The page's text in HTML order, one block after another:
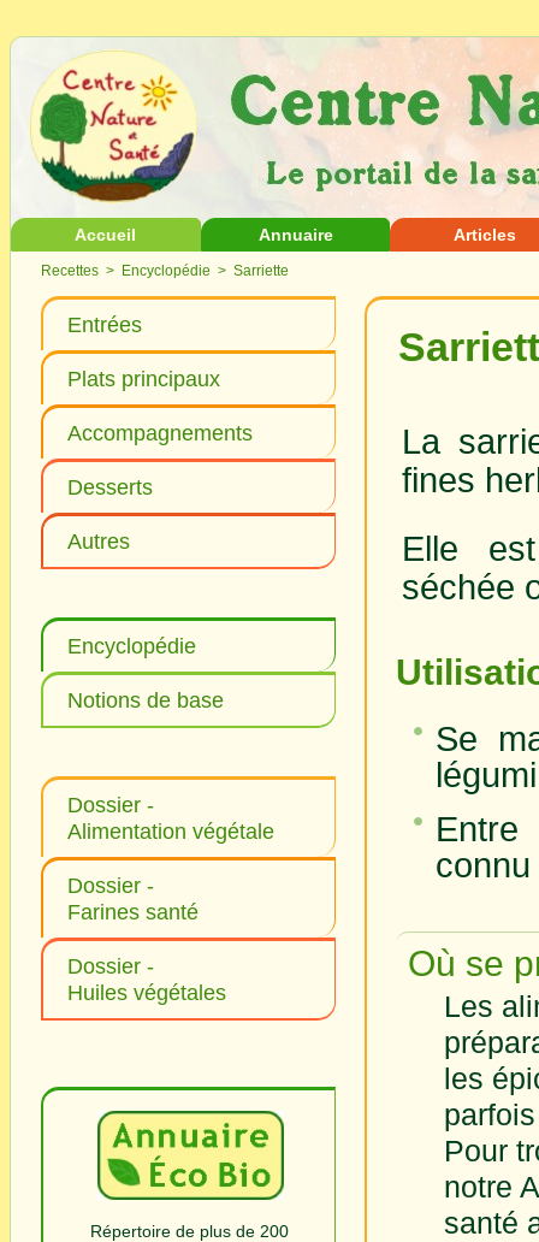
Accueil Annuaire Articles
Recettes > Encyclopédie > Sarriette
Entrées
Plats principaux
Accompagnements
Desserts
Autres
Encyclopédie
Notions de base
Dossier -
Alimentation végétale
Dossier -
Farines santé
Dossier -
Huiles végétales
Répertoire de plus de 200
La
fines
Elle
séchée
Se
Où se
Les
les
Pour
notre
santé